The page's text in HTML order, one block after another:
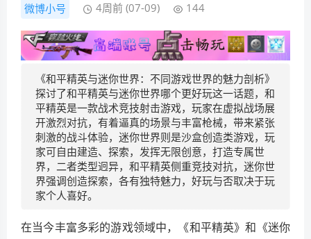
微博小号 4周前 (07-09) 144
《和平精英与迷你世界：不同游戏世界的魅力剖析》
探讨了和平精英与迷你世界哪个更好玩这一话题，和
平精英是一款战术竞技射击游戏，玩家在虚拟战场展
开激烈对抗，有着逼真的场景与丰富枪械，带来紧张
刺激的战斗体验，迷你世界则是沙盒创造类游戏，玩
家可自由建造、探索，发挥无限创意，打造专属世
界，二者类型迥异，和平精英侧重竞技对抗，迷你世
界强调创造探索，各有独特魅力，好玩与否取决于玩
家个人喜好。
在当今丰富多彩的游戏领域中，《和平精英》和《迷你